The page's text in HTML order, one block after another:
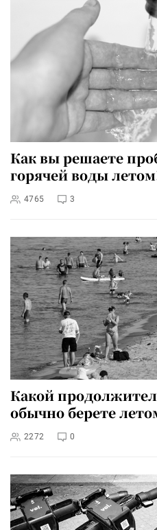
Как вы решаете
горячей воды
4765 3
Какой
обычно берете
2272 0